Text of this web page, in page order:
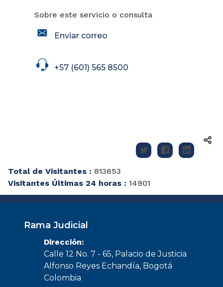
Sobre este servicio o consulta
Enviar correo
+57 (601) 565 8500
Total de Visitantes : 813653
Visitantes Últimas 24 horas : 14901
Rama Judicial
Dirección:
Calle 12 No. 7 - 65, Palacio de Justicia
Alfonso Reyes Echandía, Bogotá
Colombia